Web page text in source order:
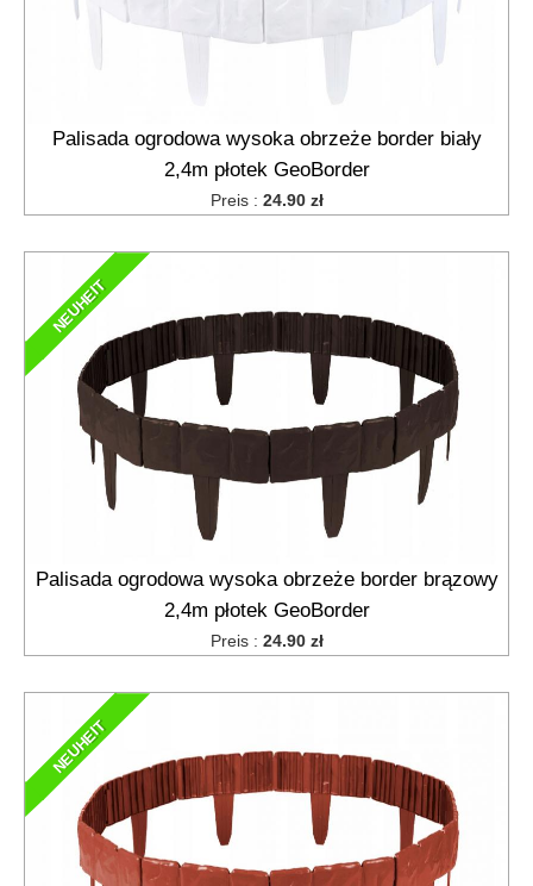
Palisada ogrodowa wysoka obrzeże border biały
2,4m płotek GeoBorder
Preis : 24.90 zł
NEUHEIT
Palisada ogrodowa wysoka obrzeże border brązowy
2,4m płotek GeoBorder
Preis : 24.90 zł
NEUHEIT